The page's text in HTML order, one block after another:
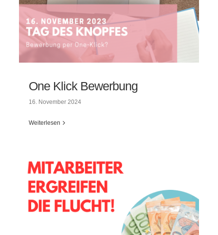
One Klick Bewerbung
16. November 2024
Weiterlesen